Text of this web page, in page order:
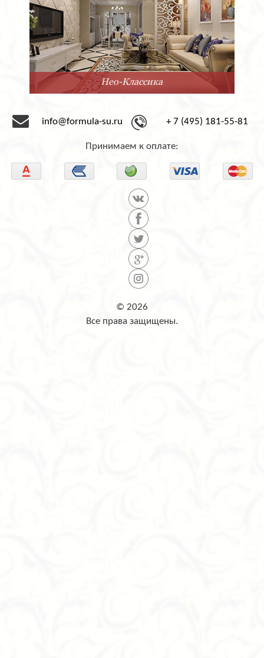
Нео-Классика
info@formula-su.ru + 7 (495) 181-55-81
Принимаем к оплате:
© 2026
Все права защищены.